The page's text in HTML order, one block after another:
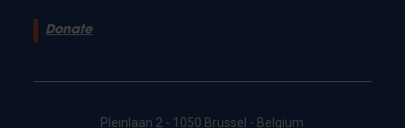
Donate
Pleinlaan 2 - 1050 Brussel - Belgium